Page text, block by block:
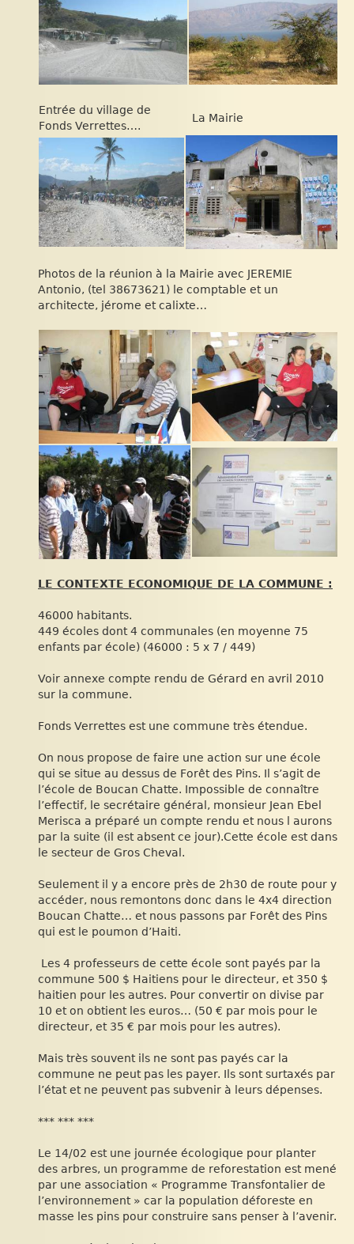
Entrée du village de
Fonds Verrettes….
La Mairie
Photos de la réunion à la Mairie avec JEREMIE
Antonio, (tel 38673621) le comptable et un
architecte, jérome et calixte…
LE CONTEXTE ECONOMIQUE DE LA COMMUNE :
46000 habitants.
449 écoles dont 4 communales (en moyenne 75
enfants par école) (46000 : 5 x 7 / 449)
Voir annexe compte rendu de Gérard en avril 2010
sur la commune.
Fonds Verrettes est une commune très étendue.
On nous propose de faire une action sur une école
qui se situe au dessus de Forêt des Pins. Il s’agit de
l’école de Boucan Chatte. Impossible de connaître
l’effectif, le secrétaire général, monsieur Jean Ebel
Merisca a préparé un compte rendu et nous l aurons
par la suite (il est absent ce jour).Cette école est dans
le secteur de Gros Cheval.
Seulement il y a encore près de 2h30 de route pour y
accéder, nous remontons donc dans le 4x4 direction
Boucan Chatte… et nous passons par Forêt des Pins
qui est le poumon d’Haiti.
Les 4 professeurs de cette école sont payés par la
commune 500 $ Haitiens pour le directeur, et 350 $
haitien pour les autres. Pour convertir on divise par
10 et on obtient les euros… (50 € par mois pour le
directeur, et 35 € par mois pour les autres).
Mais très souvent ils ne sont pas payés car la
commune ne peut pas les payer. Ils sont surtaxés par
l’état et ne peuvent pas subvenir à leurs dépenses.
*** *** ***
Le 14/02 est une journée écologique pour planter
des arbres, un programme de reforestation est mené
par une association « Programme Transfontalier de
l’environnement » car la population déforeste en
masse les pins pour construire sans penser à l’avenir.